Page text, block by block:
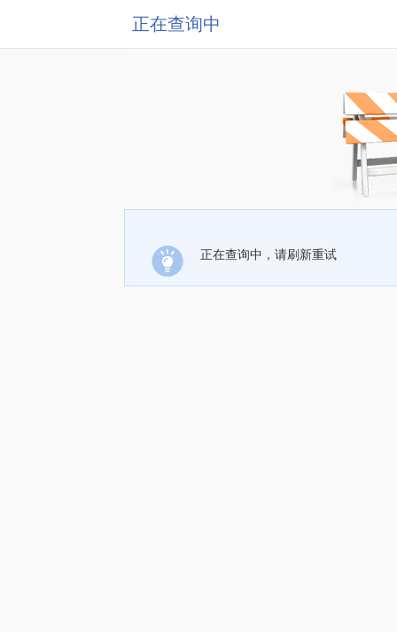
正在查询中
正在查询中，请刷新重试